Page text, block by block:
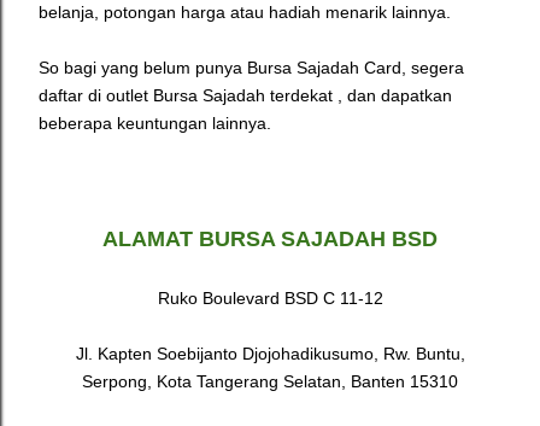
belanja, potongan harga atau hadiah menarik lainnya.
So bagi yang belum punya Bursa Sajadah Card, segera
daftar di outlet Bursa Sajadah terdekat , dan dapatkan
beberapa keuntungan lainnya.
ALAMAT BURSA SAJADAH BSD
Ruko Boulevard BSD C 11-12
Jl. Kapten Soebijanto Djojohadikusumo, Rw. Buntu,
Serpong, Kota Tangerang Selatan, Banten 15310